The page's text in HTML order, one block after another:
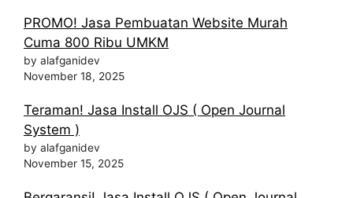
PROMO! Jasa Pembuatan Website Murah
Cuma 800 Ribu UMKM
by alafganidev
November 18, 2025
Teraman! Jasa Install OJS ( Open Journal
System )
by alafganidev
November 15, 2025